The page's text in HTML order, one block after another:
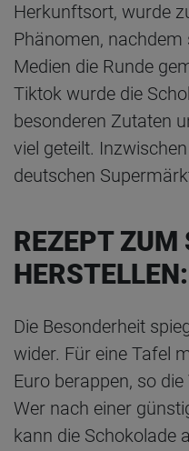
Herkunftsort, wurde
Phänomen,
Medien die Runde
Tiktok wurde die
besonderen Zutaten
viel geteilt.
deutschen
REZEPT ZUM
HERSTELLEN:
Die Besonderheit
wider. Für eine Tafel
Euro berappen, so
Wer nach einer
kann die Schokolade